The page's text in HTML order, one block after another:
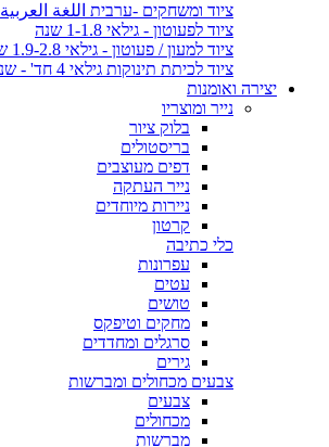
ציוד ומשחקים -ערבית اللغة العربية
ציוד לפעוטון - גילאי 1-1.8 שנה
ציוד למעון / פעוטון - גילאי 1.9-2.8 שנה
ציוד לכיתת תינוקות גילאי 4 חד' - שנה
יצירה ואומנות
נייר ומוצריו
בלוק ציור
בריסטולים
דפים מעוצבים
נייר העתקה
ניירות מיוחדים
קרטון
כלי כתיבה
עפרונות
עטים
טושים
מחקים וטיפקס
סרגלים ומחדדים
גירים
צבעים מכחולים ומברשות
צבעים
מכחולים
מברשות